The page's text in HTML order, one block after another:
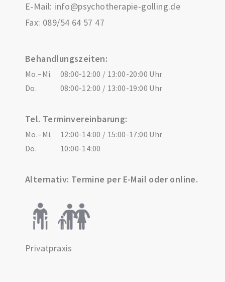
E-Mail: info@psychotherapie-golling.de
Fax: 089/54 64 57 47
Behandlungszeiten:
Mo.–Mi.
08:00-12:00 / 13:00-20:00 Uhr
Do.
08:00-12:00 / 13:00-19:00 Uhr
Tel. Terminvereinbarung:
Mo.–Mi.
12:00-14:00 / 15:00-17:00 Uhr
Do.
10:00-14:00
Alternativ: Termine per E-Mail oder online.
Privatpraxis